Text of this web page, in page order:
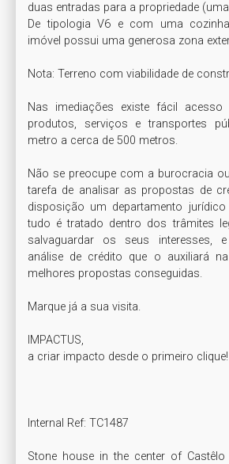
duas entradas para a propriedade
De tipologia V6 e com uma
imóvel possui uma generosa zona
Nota: Terreno com viabilidade de
Nas imediações existe fácil
produtos, serviços e transportes
metro a cerca de 500 metros.
Não se preocupe com a burocracia
tarefa de analisar as propostas de
disposição um departamento
tudo é tratado dentro dos trâmites
salvaguardar os seus interesses,
análise de crédito que o auxiliará
melhores propostas conseguidas.
Marque já a sua visita.
IMPACTUS,
a criar impacto desde o primeiro clique!
Internal Ref: TC1487
Stone house in the center of